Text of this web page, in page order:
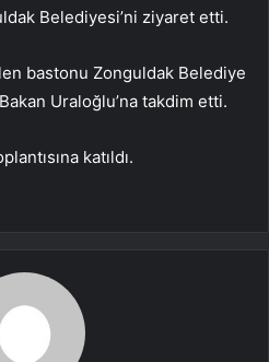
Belediyesi’ni ziyaret etti.
bastonu Zonguldak Belediye
Uraloğlu’na takdim etti.
katıldı.